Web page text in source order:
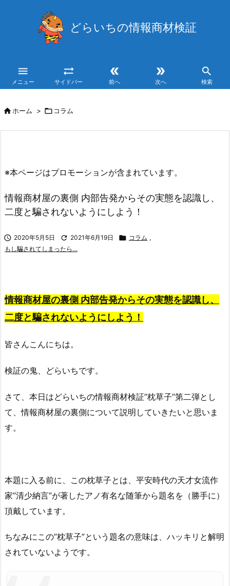
どらいちの情報商材検証

メニュー

サイドバー

前へ

次へ

検索
ホーム >  コラム
※本ページはプロモーションが含まれています。
情報商材屋の裏側 内部告発からその実態を認識し、
二度と騙されないようにしよう！
 2020年5月5日  2021年6月19日  コラム ,
もし騙されてしまったら…
情報商材屋の裏側 内部告発からその実態を認識し、
二度と騙されないようにしよう！
皆さんこんにちは。
検証の鬼、どらいちです。
さて、本日はどらいちの情報商材検証”枕草子”第二弾とし
て、情報商材屋の裏側について説明していきたいと思いま
す。
本題に入る前に、この枕草子とは、平安時代の天才女流作
家”清少納言”が著したアノ有名な随筆から題名を（勝手に）
頂戴しています。
ちなみにこの”枕草子”という題名の意味は、ハッキリと解明
されていないようです。